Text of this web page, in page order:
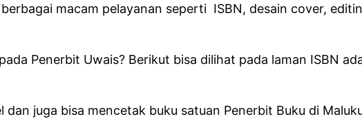
macam pelayanan seperti ISBN, desain cover,
Penerbit Uwais? Berikut bisa dilihat pada laman ISBN
dan juga bisa mencetak buku satuan Penerbit Buku di